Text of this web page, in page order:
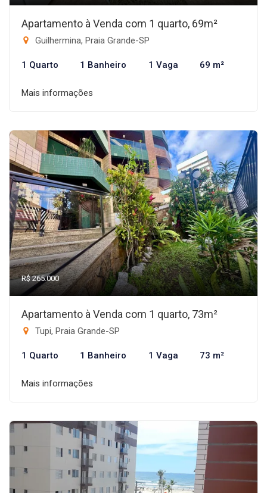
Apartamento à Venda com 1 quarto, 69m²
Guilhermina, Praia Grande-SP
1 Quarto 1 Banheiro 1 Vaga 69 m²
Mais informações
R$ 265.000
Apartamento à Venda com 1 quarto, 73m²
Tupi, Praia Grande-SP
1 Quarto 1 Banheiro 1 Vaga 73 m²
Mais informações